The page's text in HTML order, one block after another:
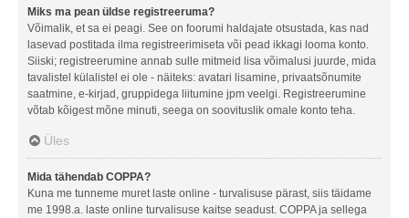
Miks ma pean üldse registreeruma?
Võimalik, et sa ei peagi. See on foorumi haldajate otsustada, kas nad
lasevad postitada ilma registreerimiseta või pead ikkagi looma konto.
Siiski; registreerumine annab sulle mitmeid lisa võimalusi juurde, mida
tavalistel külalistel ei ole - näiteks: avatari lisamine, privaatsõnumite
saatmine, e-kirjad, gruppidega liitumine jpm veelgi. Registreerumine
võtab kõigest mõne minuti, seega on soovituslik omale konto teha.
Üles
Mida tähendab COPPA?
Kuna me tunneme muret laste online - turvalisuse pärast, siis täidame
me 1998.a. laste online turvalisuse kaitse seadust. COPPA ja sellega